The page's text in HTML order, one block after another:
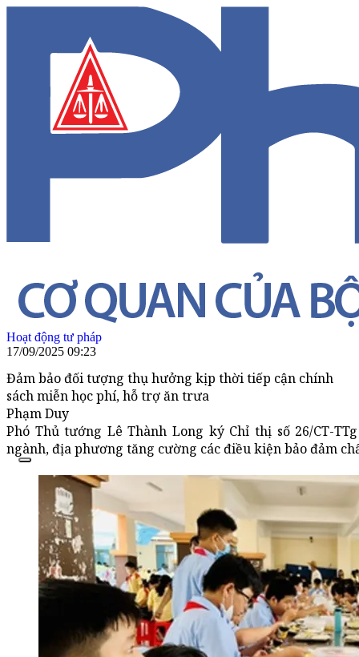
Hoạt động tư pháp
17/09/2025 09:23
Đảm bảo đối tượng thụ hưởng kịp thời tiếp cận chính
sách miễn học phí, hỗ trợ ăn trưa
Phạm Duy
Phó Thủ tướng Lê Thành Long ký Chỉ thị số 26/CT-
ngành, địa phương tăng cường các điều kiện bảo đảm